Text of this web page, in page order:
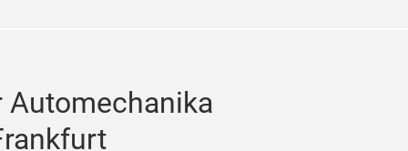
Automechanika